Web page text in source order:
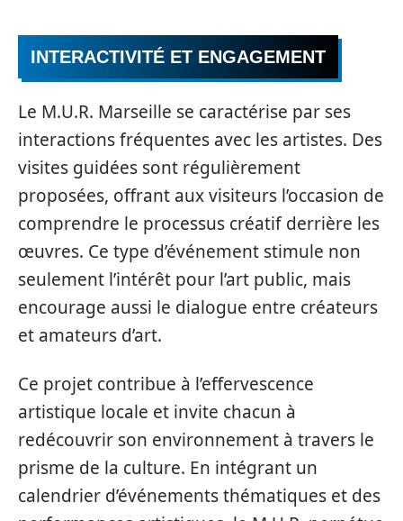
INTERACTIVITÉ ET ENGAGEMENT
Le M.U.R. Marseille se caractérise par ses
interactions fréquentes avec les artistes. Des
visites guidées sont régulièrement
proposées, offrant aux visiteurs l’occasion de
comprendre le processus créatif derrière les
œuvres. Ce type d’événement stimule non
seulement l’intérêt pour l’art public, mais
encourage aussi le dialogue entre créateurs
et amateurs d’art.
Ce projet contribue à l’effervescence
artistique locale et invite chacun à
redécouvrir son environnement à travers le
prisme de la culture. En intégrant un
calendrier d’événements thématiques et des